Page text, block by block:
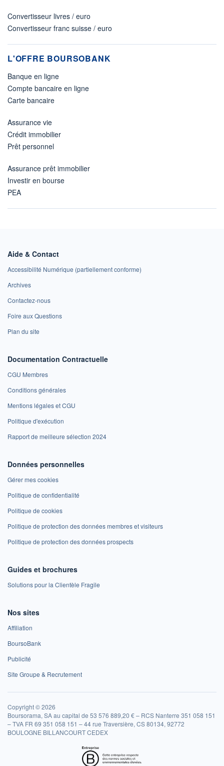
Convertisseur livres / euro
Convertisseur franc suisse / euro
L'OFFRE BOURSOBANK
Banque en ligne
Compte bancaire en ligne
Carte bancaire
Assurance vie
Crédit immobilier
Prêt personnel
Assurance prêt immobilier
Investir en bourse
PEA
Aide & Contact
Accessibilité Numérique (partiellement conforme)
Archives
Contactez-nous
Foire aux Questions
Plan du site
Documentation Contractuelle
CGU Membres
Conditions générales
Mentions légales et CGU
Politique d'exécution
Rapport de meilleure sélection 2024
Données personnelles
Gérer mes cookies
Politique de confidentialité
Politique de cookies
Politique de protection des données membres et visiteurs
Politique de protection des données prospects
Guides et brochures
Solutions pour la Clientèle Fragile
Nos sites
Affiliation
BoursoBank
Publicité
Site Groupe & Recrutement
Copyright © 2026
Boursorama, SA au capital de 53 576 889,20 € – RCS Nanterre 351 058 151
– TVA FR 69 351 058 151 – 44 rue Traversière, CS 80134, 92772
BOULOGNE BILLANCOURT CEDEX